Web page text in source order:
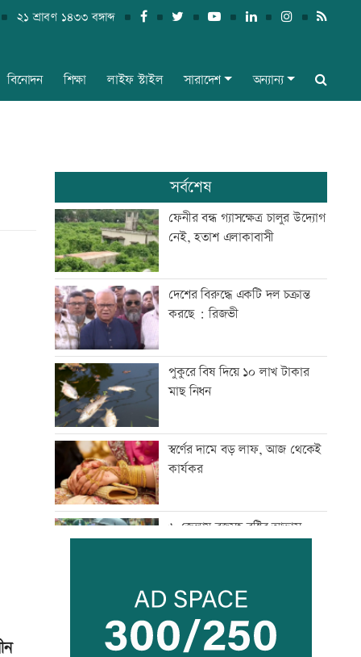
২১ শ্রাবণ ১৪৩৩ বঙ্গাব্দ
বিনোদন শিক্ষা লাইফ স্টাইল সারাদেশ অন্যান্য
সর্বশেষ
ফেনীর বন্ধ গ্যাসক্ষেত্র চালুর উদ্যোগ
নেই, হতাশ এলাকাবাসী
দেশের বিরুদ্ধে একটি দল চক্রান্ত
করছে : রিজভী
পুকুরে বিষ দিয়ে ১০ লাখ টাকার
মাছ নিধন
স্বর্ণের দামে বড় লাফ, আজ থেকেই
কার্যকর
৬ জেলায় বজ্রসহ বৃষ্টির আভাস,
অবশেষে দেশের বাহিরে টেস্ট জিতল
পাকিস্তান